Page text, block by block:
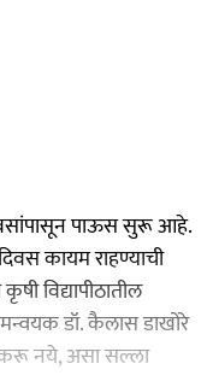
पाऊस सुरू आहे.
कायम राहण्याची
विद्यापीठातील
डॉ. कैलास डाखोरे
करू नये, असा सल्ला